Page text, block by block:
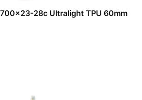
700x23-28c Ultralight TPU 60mm